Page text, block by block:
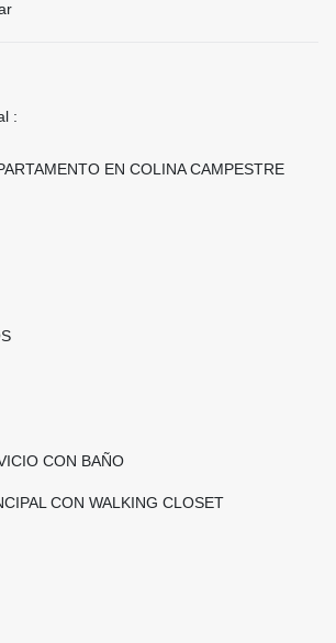
:
EN COLINA CAMPESTRE
CON BAÑO
CON WALKING CLOSET